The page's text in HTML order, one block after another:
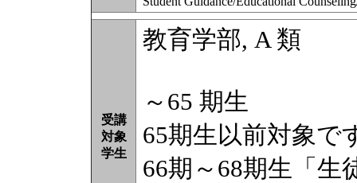
受講
対象
学生
教育学部, A 類
～65 期生
65期生以前対象で
66期～68期生「